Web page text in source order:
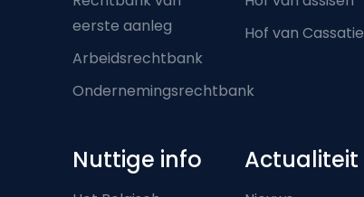
eerste aanleg
Arbeidsrechtbank
Ondernemingsrechtbank
Hof van Cassatie
Nuttige info Actualiteit